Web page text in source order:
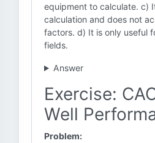
equipment to calculate. c)
calculation and does not
factors. d) It is only useful
fields.
Answer
Exercise:
Well
Problem: